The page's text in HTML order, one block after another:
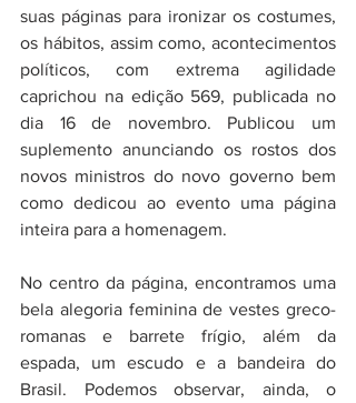
suas páginas para ironizar os costumes,
os hábitos, assim como, acontecimentos
políticos, com extrema agilidade
caprichou na edição 569, publicada no
dia 16 de novembro. Publicou um
suplemento anunciando os rostos dos
novos ministros do novo governo bem
como dedicou ao evento uma página
inteira para a homenagem.
No centro da página, encontramos uma
bela alegoria feminina de vestes greco-
romanas e barrete frígio, além da
espada, um escudo e a bandeira do
Brasil. Podemos observar, ainda, o